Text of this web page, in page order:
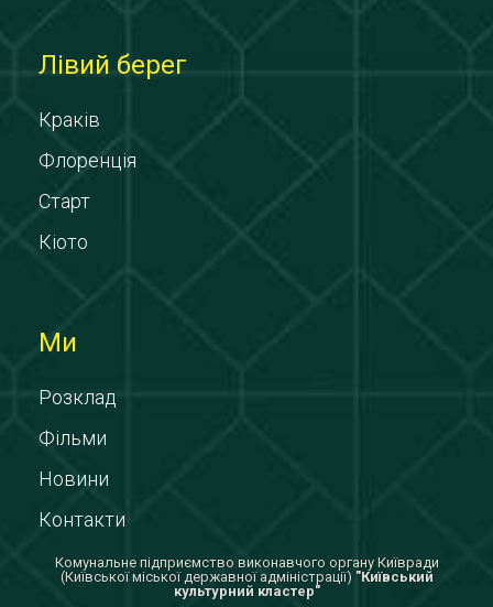
Лівий берег
Краків
Флоренція
Старт
Кіото
Ми
Розклад
Фільми
Новини
Контакти
Комунальне підприємство виконавчого органу Київради
(Київської міської державної адміністрації) "Київський
культурний кластер"